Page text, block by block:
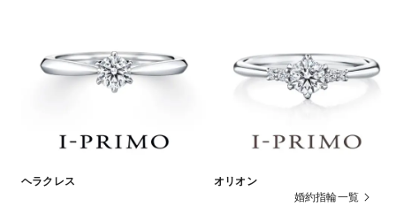
ヘラクレス
オリオン
婚約指輪一覧